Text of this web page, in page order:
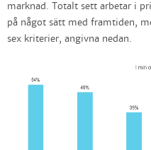
marknad. Totalt sett arbetar i
på något sätt med framtiden,
sex kriterier, angivna nedan.